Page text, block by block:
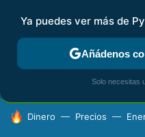
FISCALIDAD Y
HOY SE HABLA DE
Dinero Precios
Ya puedes ver más de
Añádenos
Solo necesitas